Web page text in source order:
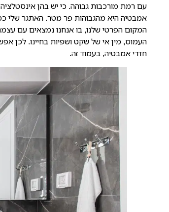
עם רמת מורכבות גבוהה. כי יש בהן
אמבטיה היא מהגבוהות פר מטר. האתגר שלי
המקום הפרטי שלנו, בו אנחנו נמצאים עם
העמוס, מין אי של שקט ושפיות בחיינו. לכן
חדרי אמבטיה, בעמוד זה.